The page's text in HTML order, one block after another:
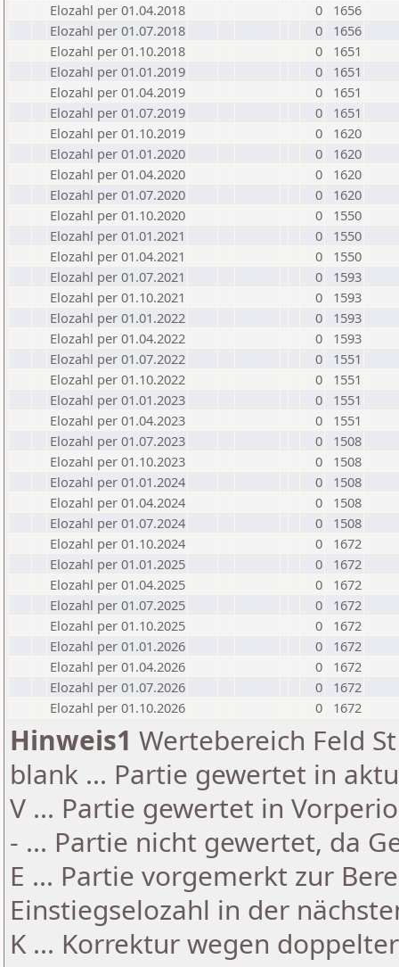
Elozahl per 01.04.2018
0
1656
Elozahl per 01.07.2018
0
1656
Elozahl per 01.10.2018
0
1651
Elozahl per 01.01.2019
0
1651
Elozahl per 01.04.2019
0
1651
Elozahl per 01.07.2019
0
1651
Elozahl per 01.10.2019
0
1620
Elozahl per 01.01.2020
0
1620
Elozahl per 01.04.2020
0
1620
Elozahl per 01.07.2020
0
1620
Elozahl per 01.10.2020
0
1550
Elozahl per 01.01.2021
0
1550
Elozahl per 01.04.2021
0
1550
Elozahl per 01.07.2021
0
1593
Elozahl per 01.10.2021
0
1593
Elozahl per 01.01.2022
0
1593
Elozahl per 01.04.2022
0
1593
Elozahl per 01.07.2022
0
1551
Elozahl per 01.10.2022
0
1551
Elozahl per 01.01.2023
0
1551
Elozahl per 01.04.2023
0
1551
Elozahl per 01.07.2023
0
1508
Elozahl per 01.10.2023
0
1508
Elozahl per 01.01.2024
0
1508
Elozahl per 01.04.2024
0
1508
Elozahl per 01.07.2024
0
1508
Elozahl per 01.10.2024
0
1672
Elozahl per 01.01.2025
0
1672
Elozahl per 01.04.2025
0
1672
Elozahl per 01.07.2025
0
1672
Elozahl per 01.10.2025
0
1672
Elozahl per 01.01.2026
0
1672
Elozahl per 01.04.2026
0
1672
Elozahl per 01.07.2026
0
1672
Elozahl per 01.10.2026
0 1672
Hinweis1 Wertebereich Feld
blank ... Partie gewertet in
V ... Partie gewertet in
- ... Partie nicht gewertet, da
E ... Partie vorgemerkt zur
Einstiegselozahl in der
K ... Korrektur wegen